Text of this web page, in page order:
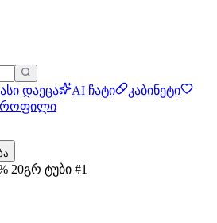
დაეცა AI ჩატი
კაბინეტი